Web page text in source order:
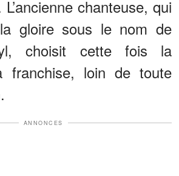
chanteuse, qui
gloire sous le nom de
choisit cette fois la
franchise, loin de toute
ANNONCES